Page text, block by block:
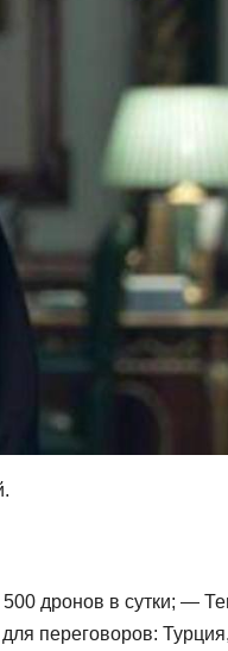
дронов в сутки; —
переговоров: